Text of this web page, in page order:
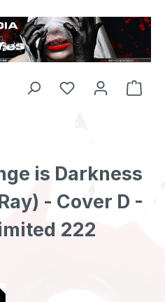
is Darkness
- Cover D -
222